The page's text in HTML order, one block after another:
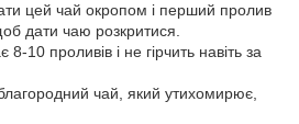
цей чай окропом і перший пролив
дати чаю розкритися.
10 проливів і не гірчить навіть за
чай, який утихомирює,